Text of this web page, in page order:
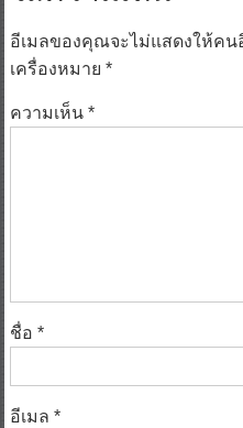
อีเมลของคุณจะไม่แสดงให้คน
เครื่องหมาย *
ความเห็น *
ชื่อ *
อีเมล *